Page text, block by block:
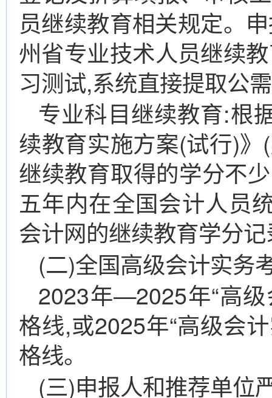
员继续教育相关规定。
州省专业技术人员继续
习测试,系统直接提取公
专业科目继续教育:根
续教育实施方案(试行)
继续教育取得的学分不
五年内在全国会计人员
会计网的继续教育学分
(二)全国高级会计实务
2023年—2025年“高
格线,或2025年“高级会
格线。
(三)申报人和推荐单位